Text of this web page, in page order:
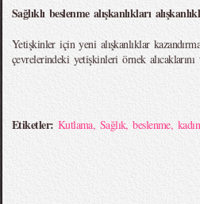
Sağlıklı beslenme alışkanlıkları
Yetişkinler için yeni alışkanlıklar
çevrelerindeki yetişkinleri örnek alıcaklarını
Etiketler: Kutlama, Sağlık,beslenme, kadın